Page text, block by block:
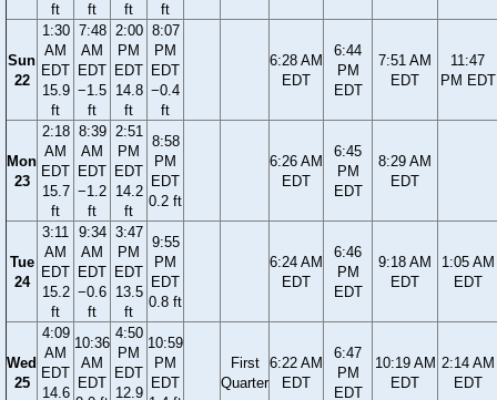
ft
ft
ft
ft
Sun
22
1:30
AM
EDT
15.9
ft
7:48
AM
EDT
−1.5
ft
2:00
PM
EDT
14.8
ft
8:07
PM
EDT
−0.4
ft
6:28 AM
EDT
6:44
PM
EDT
7:51 AM
EDT
11:47
PM EDT
Mon
23
2:18
AM
EDT
15.7
ft
8:39
AM
EDT
−1.2
ft
2:51
PM
EDT
14.2
ft
8:58
PM
EDT
0.2 ft
6:26 AM
EDT
6:45
PM
EDT
8:29 AM
EDT
Tue
24
3:11
AM
EDT
15.2
ft
9:34
AM
EDT
−0.6
ft
3:47
PM
EDT
13.5
ft
9:55
PM
EDT
0.8 ft
6:24 AM
EDT
6:46
PM
EDT
9:18 AM
EDT
1:05 AM
EDT
Wed
25
4:09
AM
EDT
14.6
10:36
AM
EDT
4:50
PM
EDT
12.9
10:59
PM
EDT
First
Quarter
6:22 AM
EDT
6:47
PM
EDT
10:19 AM
EDT
2:14 AM
EDT